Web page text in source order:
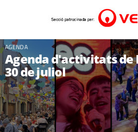
AGENDA
Agenda d'activitats de
30 de juliol